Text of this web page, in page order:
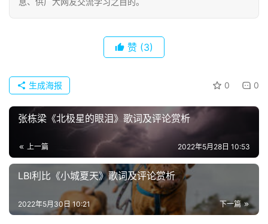
首
页
词
赞 (3)
0 0
生成海报
张栋梁《北极星的眼泪》歌词及评论赏析
上一篇 2022年5月28日 10:53
LBI利比《小城夏天》歌词及评论赏析
下一篇
2022年5月30日 10:21